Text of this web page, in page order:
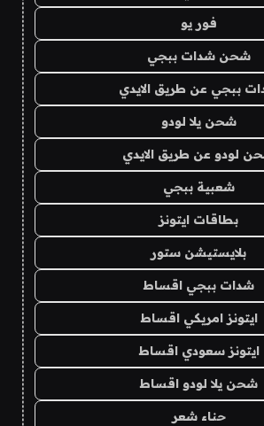
فور يو
شحن شدات ببجي
ببجي عن طريق الايدي
شحن يلا لودو
لودو عن طريق الايدي
شعبية ببجي
بطاقات ايتونز
بلايستيشن ستور
شدات ببجي اقساط
ايتونز امريكي اقساط
ايتونز سعودي اقساط
شحن يلا لودو اقساط
حناء شعر